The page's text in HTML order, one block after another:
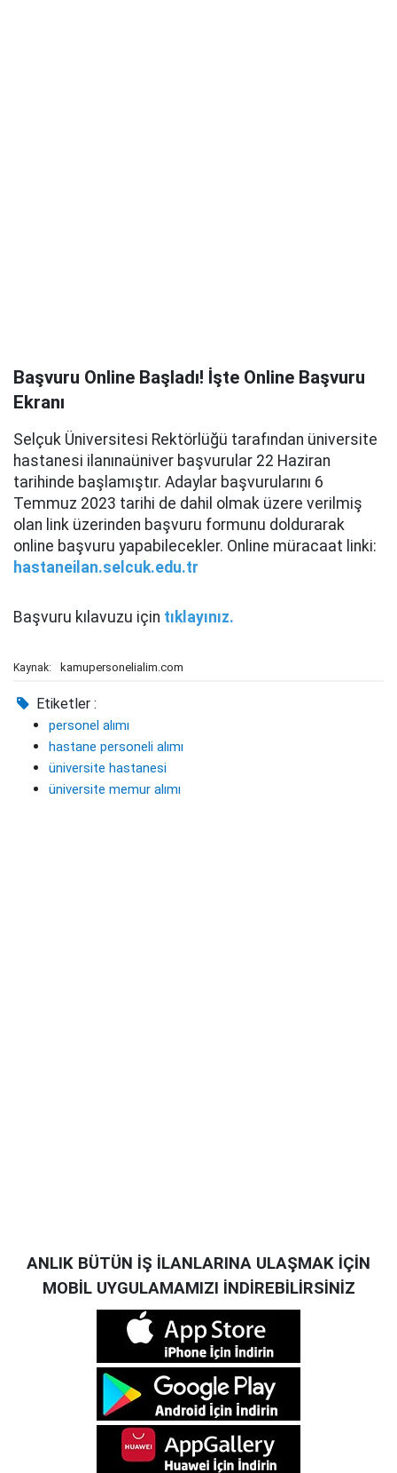
Başvuru Online Başladı! İşte Online Başvuru
Ekranı
Selçuk Üniversitesi Rektörlüğü tarafından üniversite
hastanesi ilanınaüniver başvurular 22 Haziran
tarihinde başlamıştır. Adaylar başvurularını 6
Temmuz 2023 tarihi de dahil olmak üzere verilmiş
olan link üzerinden başvuru formunu doldurarak
online başvuru yapabilecekler. Online müracaat linki:
hastaneilan.selcuk.edu.tr
Başvuru kılavuzu için tıklayınız.
Kaynak: kamupersonelialim.com
Etiketler :
personel alımı
hastane personeli alımı
üniversite hastanesi
üniversite memur alımı
ANLIK BÜTÜN İŞ İLANLARINA ULAŞMAK İÇİN
MOBİL UYGULAMAMIZI İNDİREBİLİRSİNİZ